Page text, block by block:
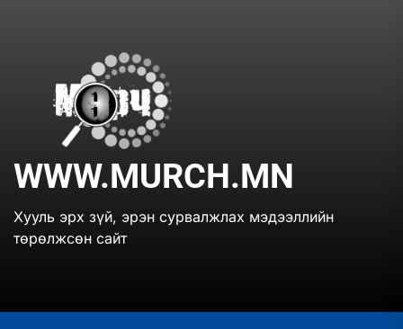
WWW.MURCH.MN
Хууль эрх зүй, эрэн сурвалжлах мэдээллийн
төрөлжсөн сайт